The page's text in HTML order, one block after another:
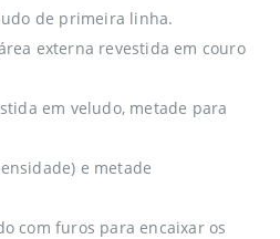
de primeira linha.
externa revestida em couro
em veludo, metade para
e metade
com furos para encaixar os